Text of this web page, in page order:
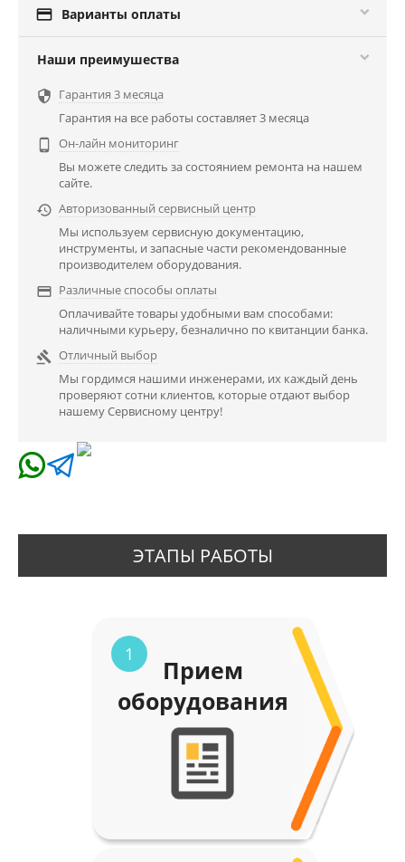
 Варианты оплаты
Наши преимушества
 Гарантия 3 месяца
Гарантия на все работы составляет 3 месяца

Он-лайн мониторинг
Вы можете следить за состоянием ремонта на нашем
сайте.
 Авторизованный сервисный центр
Мы используем сервисную документацию,
инструменты, и запасные части рекомендованные
производителем оборудования.
 Различные способы оплаты
Оплачивайте товары удобными вам способами:
наличными курьеру, безналично по квитанции банка.
 Отличный выбор
Мы гордимся нашими инженерами, их каждый день
проверяют сотни клиентов, которые отдают выбор
нашему Сервисному центру!
ЭТАПЫ РАБОТЫ
1
Прием
оборудования